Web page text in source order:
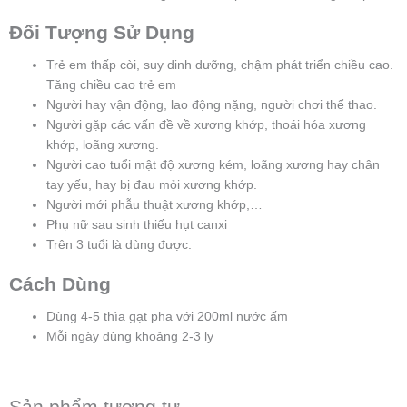
Đối Tượng Sử Dụng
Trẻ em thấp còi, suy dinh dưỡng, chậm phát triển chiều cao.
Tăng chiều cao trẻ em
Người hay vận động, lao động nặng, người chơi thể thao.
Người gặp các vấn đề về xương khớp, thoái hóa xương
khớp, loãng xương.
Người cao tuổi mật độ xương kém, loãng xương hay chân
tay yếu, hay bị đau mỏi xương khớp.
Người mới phẫu thuật xương khớp,…
Phụ nữ sau sinh thiếu hụt canxi
Trên 3 tuổi là dùng được.
Cách Dùng
Dùng 4-5 thìa gạt pha với 200ml nước ấm
Mỗi ngày dùng khoảng 2-3 ly